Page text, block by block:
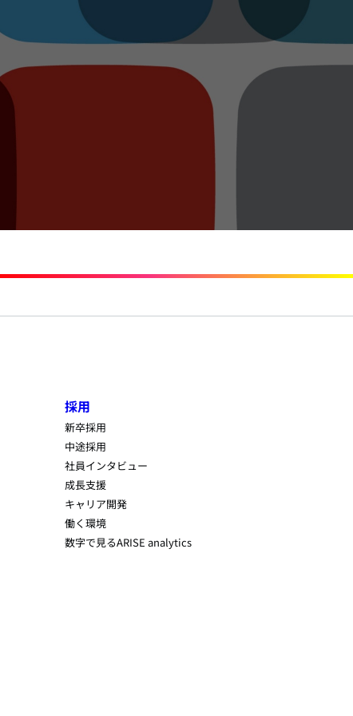
採用
新卒採用
中途採用
社員インタビュー
成長支援
キャリア開発
働く環境
数字で見るARISE analytics